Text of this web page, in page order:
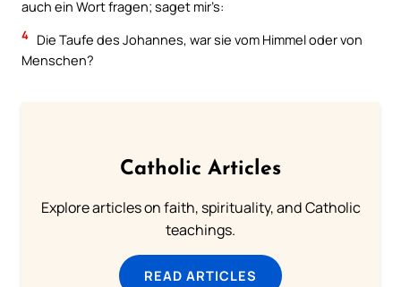
auch ein Wort fragen; saget mir’s:
4 Die Taufe des Johannes, war sie vom Himmel oder von
Menschen?
Catholic Articles
Explore articles on faith, spirituality, and Catholic
teachings.
READ ARTICLES